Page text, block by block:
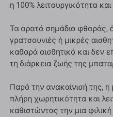
η 100% λειτουργικότητα και
Τα ορατά σημάδια φθοράς,
γρατσουνιές ή μικρές
καθαρά αισθητικά και δεν
τη διάρκεια ζωής της
Παρά την ανακαίνισή της, η
πλήρη χωρητικότητα και
καθιστώντας την μια